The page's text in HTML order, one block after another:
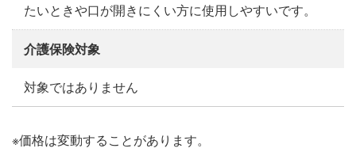
たいときや口が開きにくい方に使用しやすいです。
介護保険対象
対象ではありません
※価格は変動することがあります。